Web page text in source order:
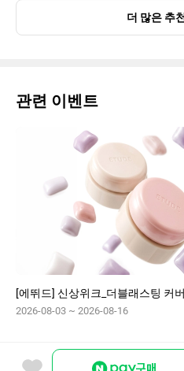
더 많은 추
관련 이벤트
2026-08-03 ~ 2026-08-16